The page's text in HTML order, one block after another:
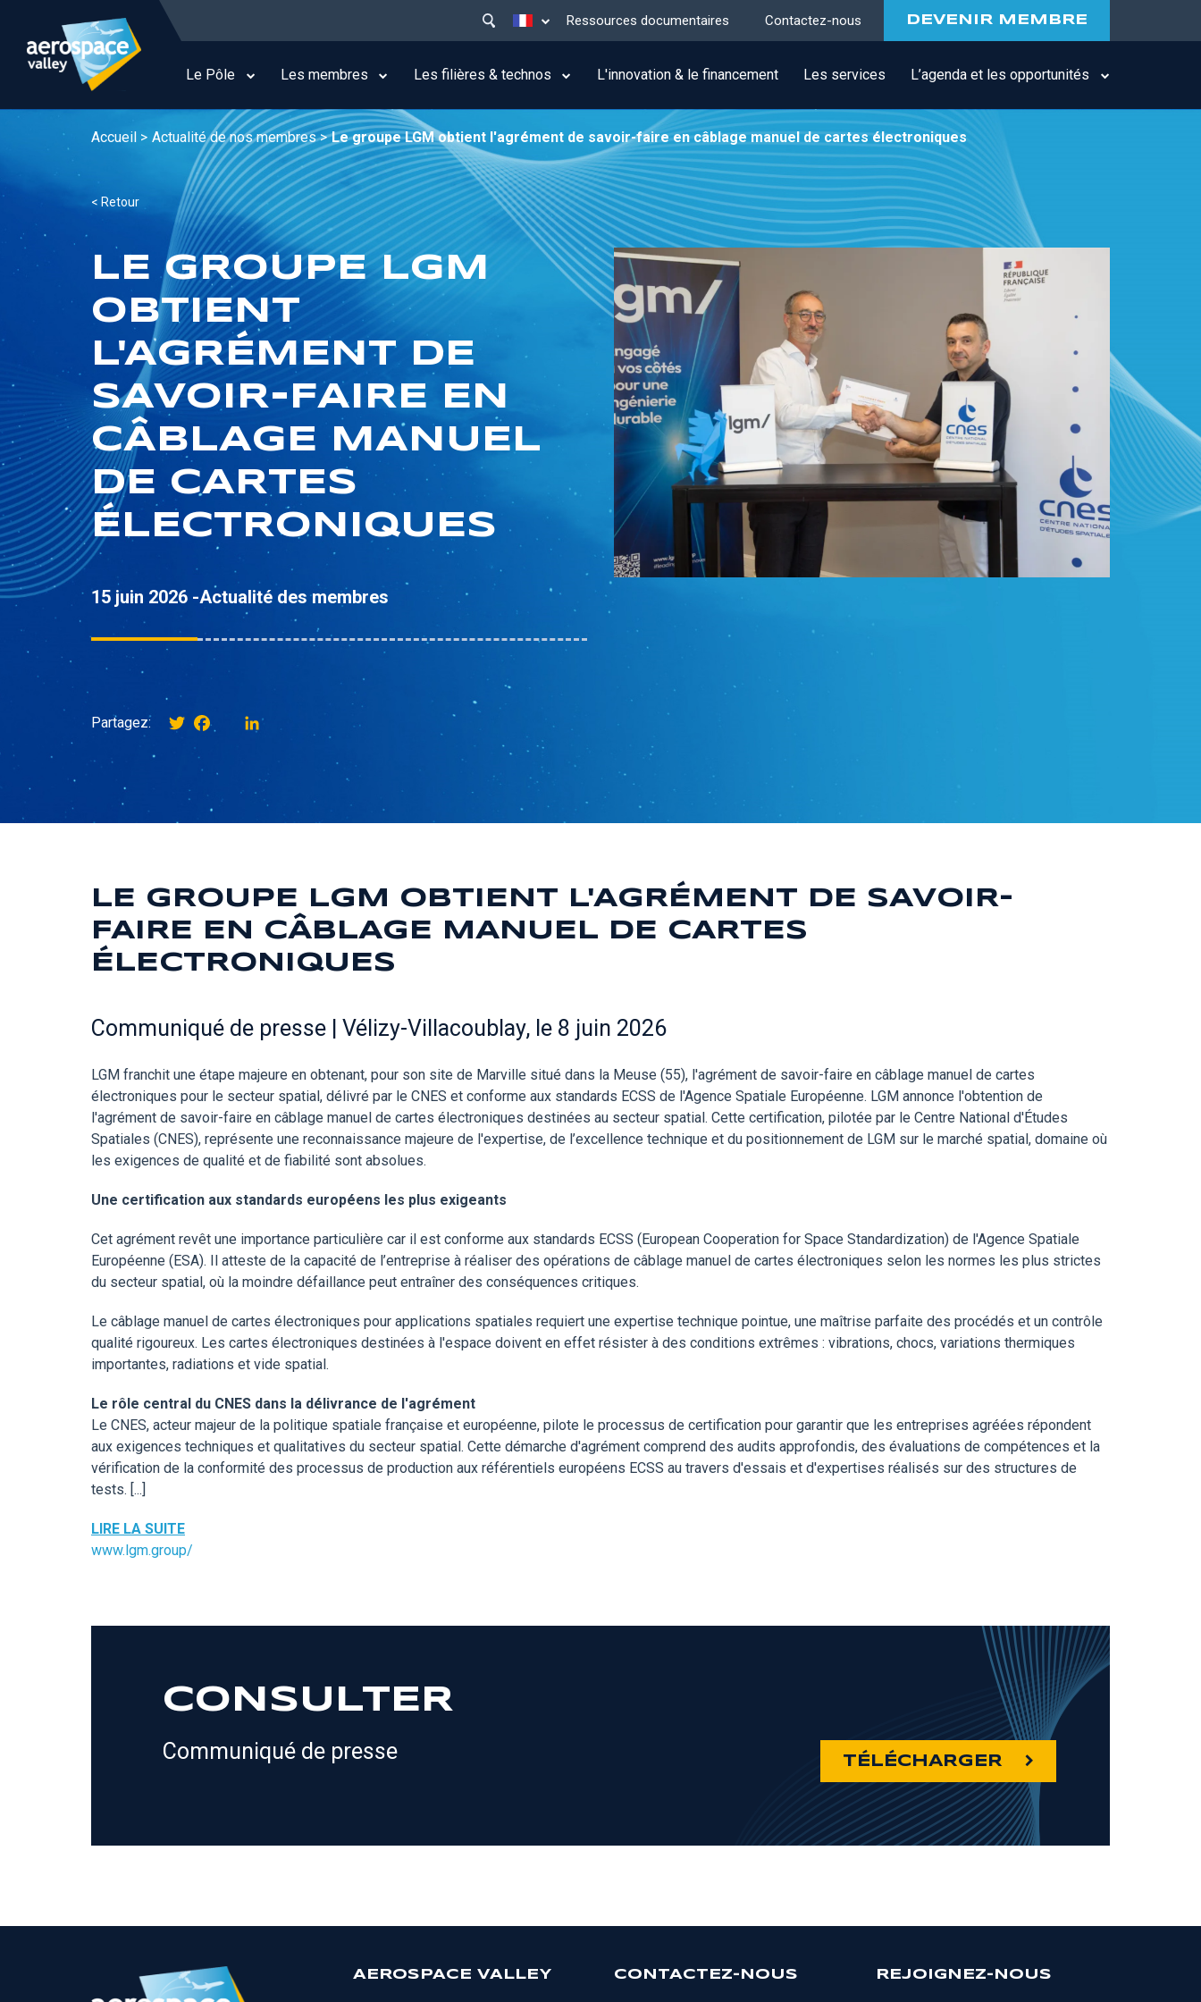
contenu
principal
Lister les actions supplémentaires
menu
top
Ressources documentaires Contactez-nous DEVENIR MEMBRE
navigation
Le Pôle Les membres Les filières & technos L'innovation & le financement Les services L’agenda et les opportunités
Accueil > Actualité de nos membres > Le groupe LGM obtient l'agrément de savoir-faire en câblage manuel de cartes électroniques
< Retour
LE GROUPE LGM
OBTIENT
L'AGRÉMENT DE
SAVOIR-FAIRE EN
CÂBLAGE MANUEL
DE CARTES
ÉLECTRONIQUES
15 juin 2026 -Actualité des membres
Partagez: TwitterFacebookinstagram
LinkedIn
LE GROUPE LGM OBTIENT L'AGRÉMENT DE SAVOIR-
FAIRE EN CÂBLAGE MANUEL DE CARTES
ÉLECTRONIQUES
Communiqué de presse | Vélizy-Villacoublay, le 8 juin 2026
LGM franchit une étape majeure en obtenant, pour son site de Marville situé dans la Meuse (55), l'agrément de savoir-faire en câblage manuel de cartes
électroniques pour le secteur spatial, délivré par le CNES et conforme aux standards ECSS de l'Agence Spatiale Européenne. LGM annonce l'obtention de
l'agrément de savoir-faire en câblage manuel de cartes électroniques destinées au secteur spatial. Cette certification, pilotée par le Centre National d'Études
Spatiales (CNES), représente une reconnaissance majeure de l'expertise, de l’excellence technique et du positionnement de LGM sur le marché spatial, domaine où
les exigences de qualité et de fiabilité sont absolues.
Une certification aux standards européens les plus exigeants
Cet agrément revêt une importance particulière car il est conforme aux standards ECSS (European Cooperation for Space Standardization) de l'Agence Spatiale
Européenne (ESA). Il atteste de la capacité de l’entreprise à réaliser des opérations de câblage manuel de cartes électroniques selon les normes les plus strictes
du secteur spatial, où la moindre défaillance peut entraîner des conséquences critiques.
Le câblage manuel de cartes électroniques pour applications spatiales requiert une expertise technique pointue, une maîtrise parfaite des procédés et un contrôle
qualité rigoureux. Les cartes électroniques destinées à l'espace doivent en effet résister à des conditions extrêmes : vibrations, chocs, variations thermiques
importantes, radiations et vide spatial.
Le rôle central du CNES dans la délivrance de l'agrément
Le CNES, acteur majeur de la politique spatiale française et européenne, pilote le processus de certification pour garantir que les entreprises agréées répondent
aux exigences techniques et qualitatives du secteur spatial. Cette démarche d'agrément comprend des audits approfondis, des évaluations de compétences et la
vérification de la conformité des processus de production aux référentiels européens ECSS au travers d'essais et d'expertises réalisés sur des structures de
tests. [...]
LIRE LA SUITE
www.lgm.group/
CONSULTER
Communiqué de presse TÉLÉCHARGER
AEROSPACE VALLEY CONTACTEZ-NOUS REJOIGNEZ-NOUS